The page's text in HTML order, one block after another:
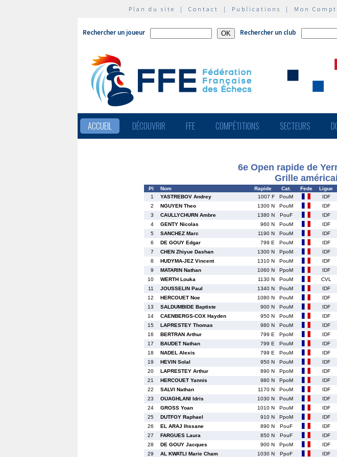
Plan du site | Contact | Publications | Mon
Rechercher un joueur Rechercher un club
ACCUEIL DÉCOUVRIR FFE COMPÉTITIONS SECTEURS
6e Open rapide de
Grille
Pl Nom Rapide Cat. Fede Ligue
1
YASTREBOV Andrey 1007 F PouM IDF
2
NGUYEN Theo 1300 N PouM IDF
3
CAULLYCHURN Ambre 1380 N PouF IDF
4
GENTY Nicolas 960 N PouM IDF
5
SANCHEZ Marc 1190 N PouM IDF
6
DE GOUY Edgar 799 E PouM IDF
7
CHEN Zhiyue Dashan 1300 N PpoM IDF
8
HUDYMA-JEZ Vincent 1310 N PouM IDF
9
MATARIN Nathan 1060 N PpoM IDF
10
WERTH Louka 1130 N PouM CVL
11
JOUSSELIN Paul 1340 N PouM IDF
12
HERCOUET Noe 1080 N PouM IDF
13
SALDUMBIDE Baptiste 900 N PouM IDF
14
CAENBERGS-COX Hayden 950 N PouM IDF
15
LAPRESTEY Thomas 980 N PouM IDF
16
BERTRAN Arthur 799 E PpoM IDF
17
BAUDET Nathan 799 E PouM IDF
18
NADEL Alexis 799 E PouM IDF
19
HEVIN Solal 950 N PouM IDF
20
LAPRESTEY Arthur 890 N PpoM IDF
21
HERCOUET Yannis 980 N PpoM IDF
22
SALVI Nathan 1170 N PouM IDF
23
OUAGHLANI Idris 1030 N PouM IDF
24
GROSS Yoan 1010 N PouM IDF
25
DUTFOY Raphael 910 N PpoM IDF
26
EL ARAJ Ihssane 890 N PouF IDF
27
FARGUES Laura 850 N PouF IDF
28
DE GOUY Jacques 900 N PpoM IDF
29
AL KWATLI Marie Cham 1030 N PpoF IDF